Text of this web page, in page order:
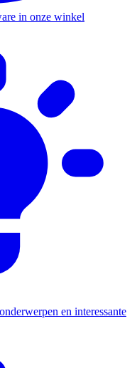
in onze winkel
en interessante